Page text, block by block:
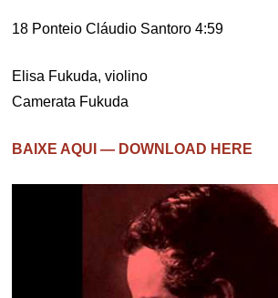
18 Ponteio Cláudio Santoro 4:59
Elisa Fukuda, violino
Camerata Fukuda
BAIXE AQUI — DOWNLOAD HERE